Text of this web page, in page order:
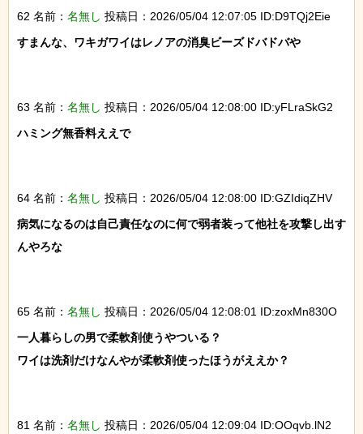
62 名前： 名無し 投稿日：2026/05/04 12:07:05 ID:D9TQj2Eie
すまんな、ワキガワイはレノアの消臭ビーズドバドバや
63 名前： 名無し 投稿日：2026/05/04 12:08:00 ID:yFLraSkG2
ハミング無香料ええで
64 名前： 名無し 投稿日：2026/05/04 12:08:00 ID:GZIdiqZHV
病気になるのは自己責任なのに何で弱者装って他社を攻撃し出す
んやろな
65 名前： 名無し 投稿日：2026/05/04 12:08:01 ID:zoxMn830O
一人暮らしの男で柔軟剤使うやついる？
ワイは洗剤だけなんやが柔軟剤使ったほうがええか？
81 名前： 名無し 投稿日：2026/05/04 12:09:04 ID:OOqvb.lN2